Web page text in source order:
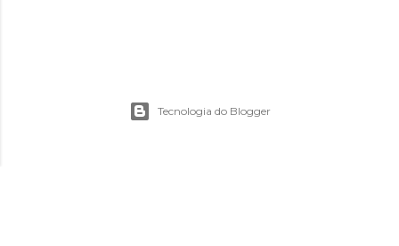
Tecnologia do Blogger